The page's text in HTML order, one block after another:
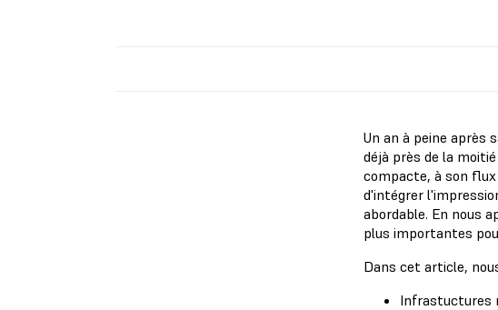
Un an à peine après
déjà près de la
compacte, à son
d'intégrer
abordable. En nous
plus importantes
Dans cet article,
Infrastuctures